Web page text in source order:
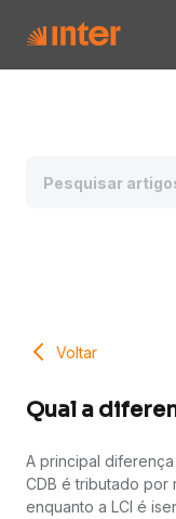
Voltar
Qual a
A principal
CDB é tributado por
enquanto a LCI é